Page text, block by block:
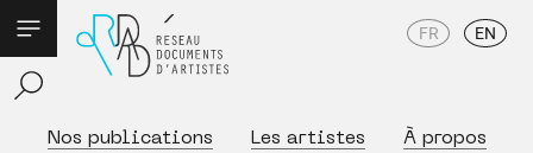
Nos publications Les artistes À propos
FR EN